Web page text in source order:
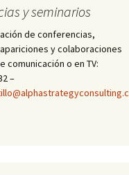
y seminarios
de conferencias,
y colaboraciones
comunicación o en TV:
–